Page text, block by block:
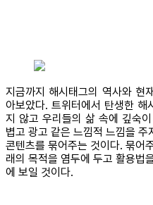
지금까지 해시태그의 역사와 현
아보았다. 트위터에서 탄생한 해
지 않고 우리들의 삶 속에 깊숙
볍고 광고 같은 느낌적 느낌을
콘텐츠를 묶어주는 것이다. 묶어
래의 목적을 염두에 두고 활용법
에 보일 것이다.